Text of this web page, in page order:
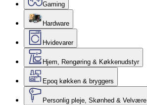
Gaming
Hardware
Hvidevarer
Hjem, Rengøring & Køkkenudstyr
Epoq køkken & bryggers
Personlig pleje, Skønhed & Velvære